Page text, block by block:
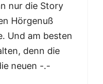
nur die Story
Hörgenuß
Und am besten
denn die
neuen -.-